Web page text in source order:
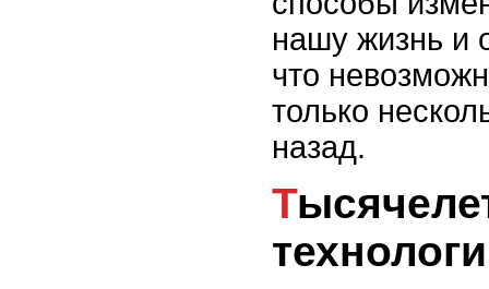
нашу жизнь и
что
только
назад.
Тысячелетие